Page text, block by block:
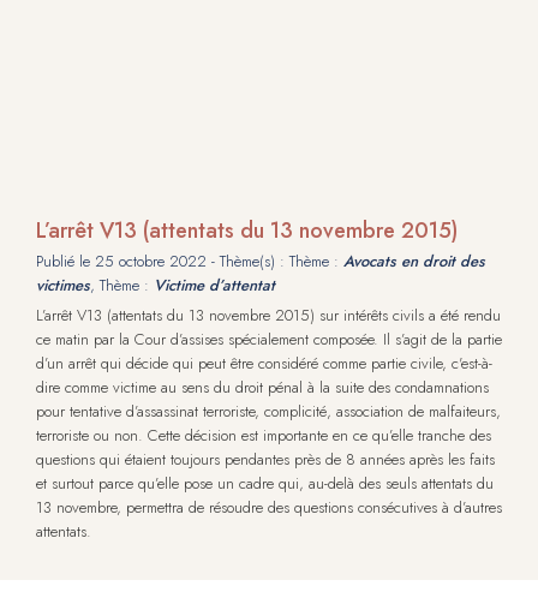
L’arrêt V13 (attentats du 13 novembre 2015)
Publié le 25 octobre 2022 - Thème(s) : Thème : Avocats en droit des
victimes, Thème : Victime d’attentat
L’arrêt V13 (attentats du 13 novembre 2015) sur intérêts civils a été rendu
ce matin par la Cour d’assises spécialement composée. Il s’agit de la partie
d’un arrêt qui décide qui peut être considéré comme partie civile, c'est-à-
dire comme victime au sens du droit pénal à la suite des condamnations
pour tentative d’assassinat terroriste, complicité, association de malfaiteurs,
terroriste ou non. Cette décision est importante en ce qu’elle tranche des
questions qui étaient toujours pendantes près de 8 années après les faits
et surtout parce qu’elle pose un cadre qui, au-delà des seuls attentats du
13 novembre, permettra de résoudre des questions consécutives à d’autres
attentats.